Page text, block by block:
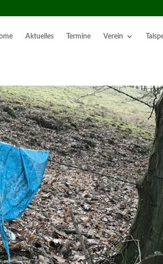
Aktuelles Termine Verein